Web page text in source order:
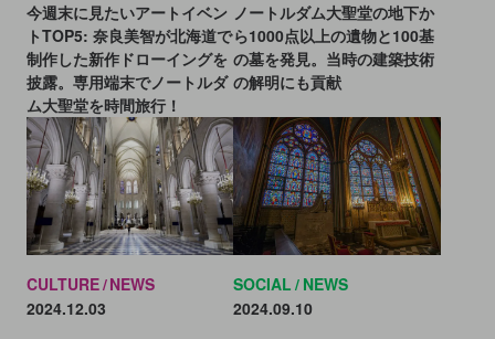
今週末に見たいアートイベン
トTOP5: 奈良美智が北海道で
制作した新作ドローイングを
披露。専用端末でノートルダ
ム大聖堂を時間旅行！
ノートルダム大聖堂の地下か
ら1000点以上の遺物と100基
の墓を発見。当時の建築技術
の解明にも貢献
CULTURE NEWS
2024.12.03
SOCIAL NEWS
2024.09.10